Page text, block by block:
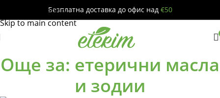
Skip to navigation
Skip to main content
Безплатна доставка до офис над €50
Още за: етерични масла
и зодии